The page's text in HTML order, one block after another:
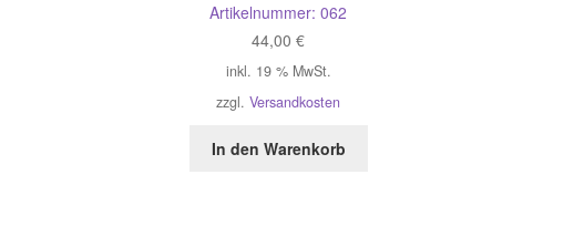
Artikelnummer:062
44,00€
inkl. 19 % MwSt.
zzgl.Versandkosten
In den Warenkorb